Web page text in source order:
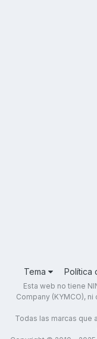
Tema Política
Esta web no tiene
Company (KYMCO),
Todas las marcas que